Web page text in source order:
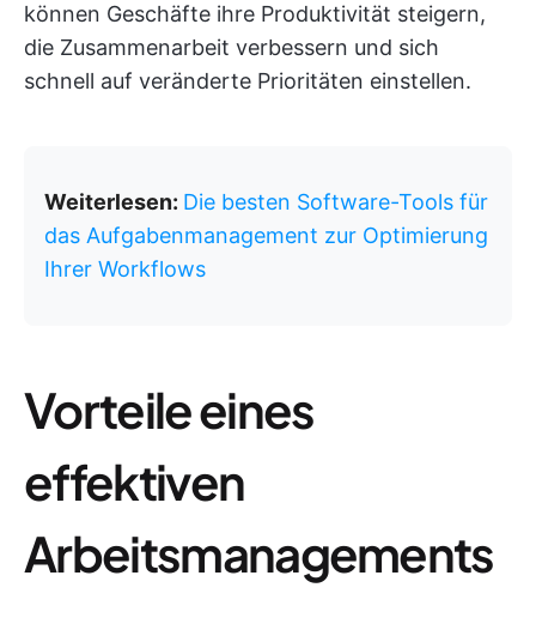
können Geschäfte ihre Produktivität steigern,
die Zusammenarbeit verbessern und sich
schnell auf veränderte Prioritäten einstellen.
Weiterlesen: Die besten Software-Tools für
das Aufgabenmanagement zur Optimierung
Ihrer Workflows
Vorteile eines
effektiven
Arbeitsmanagements